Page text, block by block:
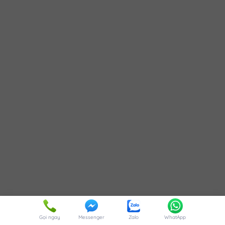
Gọi ngay Messenger Zalo WhatApp